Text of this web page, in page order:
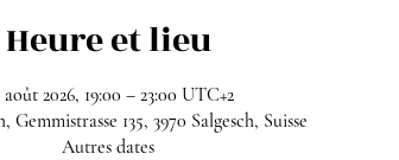
Heure et lieu
2026, 19:00 – 23:00 UTC+2
Gemmistrasse 135, 3970 Salgesch, Suisse
Autres dates